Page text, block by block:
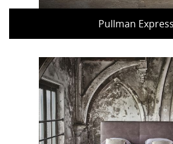
Pullman Express